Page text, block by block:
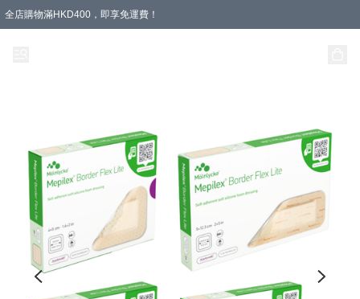
全店購物滿HKD400，即享免運費！